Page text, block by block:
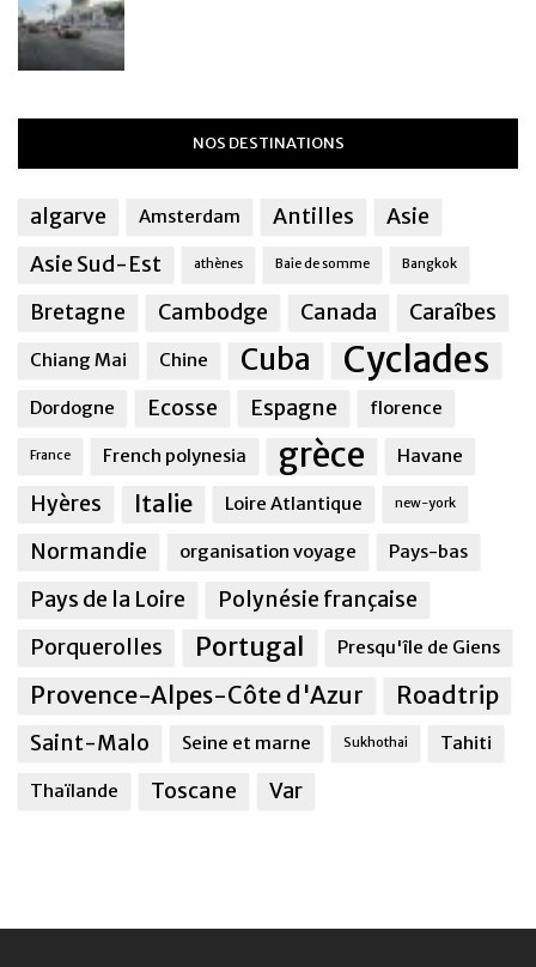
NOS DESTINATIONS
algarve Amsterdam Antilles
Asie
Asie Sud-Est
athènes Baie de somme Bangkok
Bretagne Cambodge Canada Caraîbes
Chiang Mai Chine Cuba Cyclades
Dordogne Ecosse Espagne florence
France French polynesia grèce Havane
Hyères Italie Loire Atlantique new-york
Normandie organisation voyage Pays-bas
Pays de la Loire
Polynésie française
Porquerolles
Portugal Presqu'île de Giens
Provence-Alpes-Côte d'Azur Roadtrip
Saint-Malo Seine et marne Sukhothai Tahiti
Thaïlande Toscane Var